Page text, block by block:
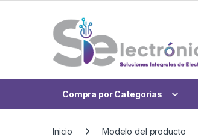
Compra por Categorías
Inicio Modelo del producto